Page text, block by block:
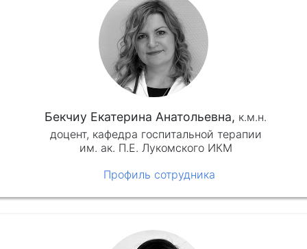
Бекчиу Екатерина Анатольевна, к.м.н.
доцент, кафедра госпитальной терапии
им. ак. П.Е. Лукомского ИКМ
Профиль сотрудника